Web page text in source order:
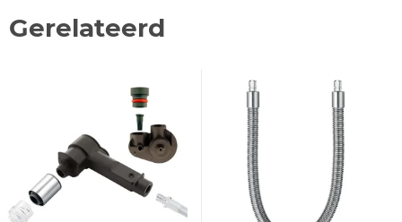
Gerelateerd